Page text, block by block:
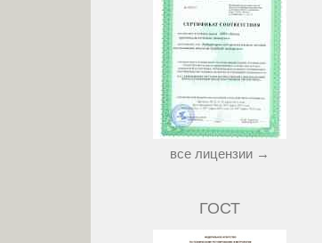
все лицензии →
ГОСТ